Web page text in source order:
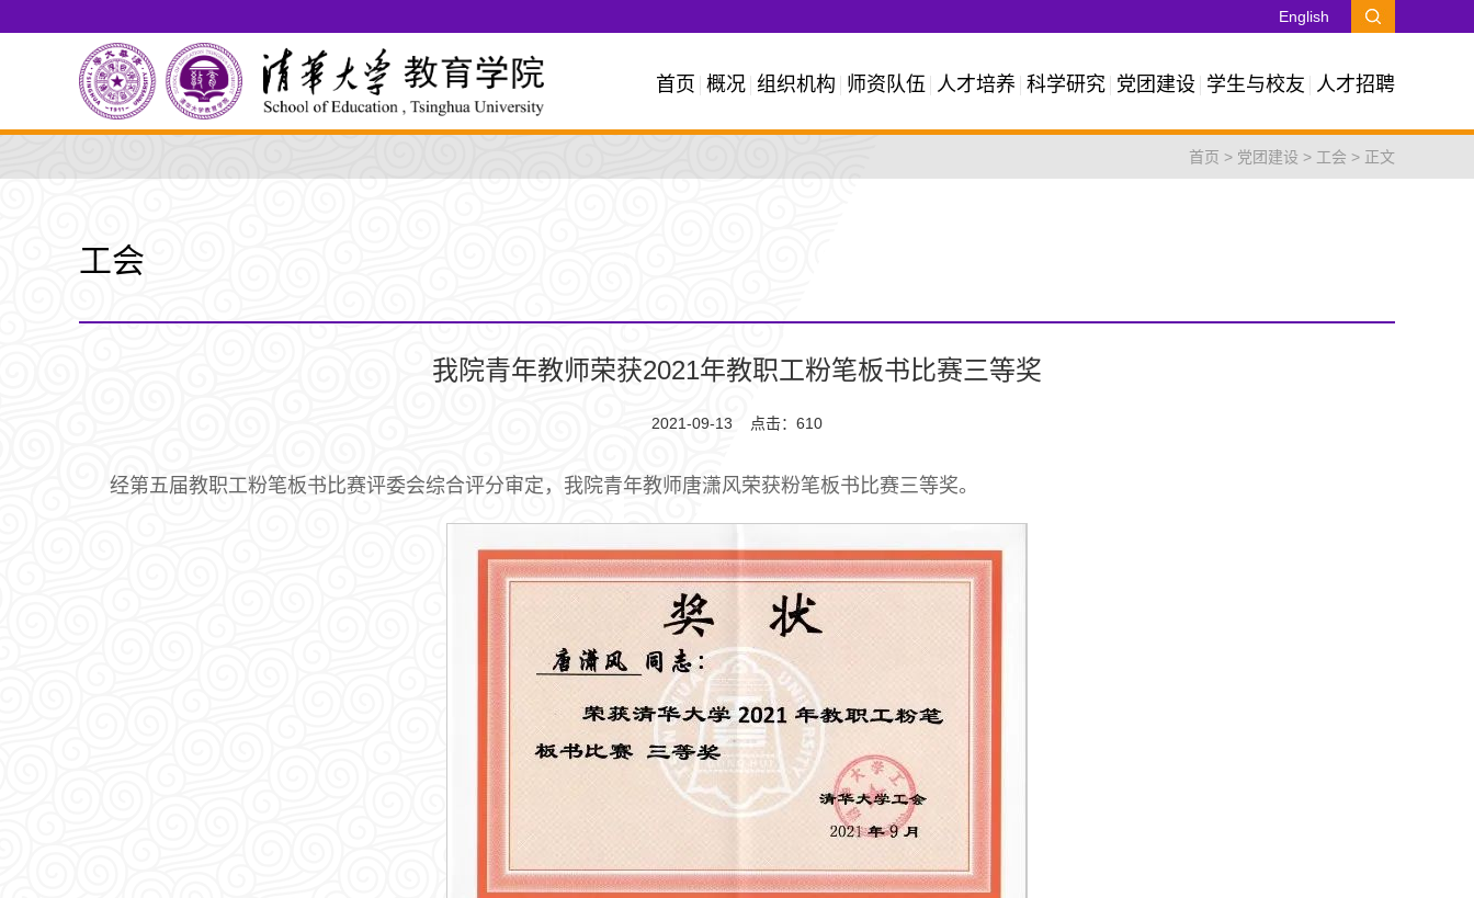
English
首页 概况 组织机构 师资队伍 人才培养 科学研究 党团建设 学生与校友 人才招聘
首页 > 党团建设 > 工会 > 正文
工会
我院青年教师荣获2021年教职工粉笔板书比赛三等奖
2021-09-13 点击： 610
经第五届教职工粉笔板书比赛评委会综合评分审定，我院青年教师唐潇风荣获粉笔板书比赛三等奖。